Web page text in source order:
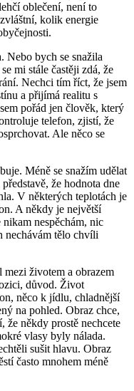
oblečení, není to
kolik energie
Nebo bych se snažila
mi stále častěji zdá, že
Nechci tím říct, že jsem
a přijímá realitu s
pořád jen člověk, který
telefon, zjistí, že
Ale něco se
Méně se snažím udělat
že hodnota dne
V některých teplotách je
A někdy je největší
nespěchám, nic
nechávám tělo chvíli
životem a obrazem
důvod. Život
něco k jídlu, chladnější
na pohled. Obraz chce,
že někdy prostě nechcete
vlasy byly nálada.
sušit hlavu. Obraz
často mnohem méně